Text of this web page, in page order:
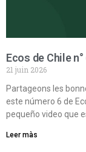
Ecos de Chile
21 juin 2026
Partageons les
este número 6 de
pequeño video que
Leer màs